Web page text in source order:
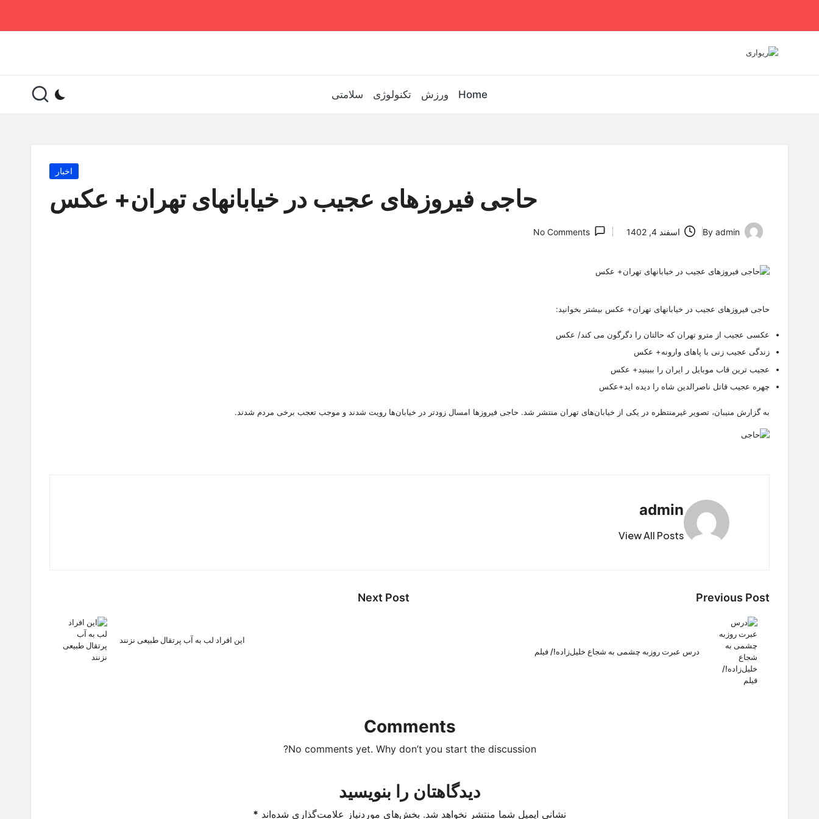
Skip
Home ورزش تکنولوژی سلامتی
Posted
اخبار
حاجی فیروزهای عجیب در خیابانهای تهران+ عکس
Posted
By admin اسفند 4, 1402 No Comments
حاجی فیروزهای عجیب در خیابانهای تهران+ عکس بیشتر بخوانید:
عکسی عجیب از مترو تهران که حالتان را دگرگون می کند/ عکس
زندگی عجیب زنی با پاهای وارونه+ عکس
عجیب ترین قاب موبایل ر ایران را ببینید+ عکس
چهره عجیب قاتل ناصرالدین شاه را دیده اید+عکس
به گزارش منیبان، تصویر غیرمنتظره در یکی از خیابان‌های تهران منتشر شد. حاجی فیروزها امسال زودتر در خیابان‌ها رویت شدند و موجب تعجب برخی مردم شدند.
admin
View All Posts
Post
navigation
Previous Post
درس عبرت روزبه چشمی به شجاع خلیل‌زاده!/ فیلم
Next Post
این افراد لب به آب پرتقال طبیعی نزنند
Comments
No comments yet. Why don’t you start the discussion?
دیدگاهتان را بنویسید
نشانی ایمیل شما منتشر نخواهد شد. بخش‌های موردنیاز علامت‌گذاری شده‌اند *